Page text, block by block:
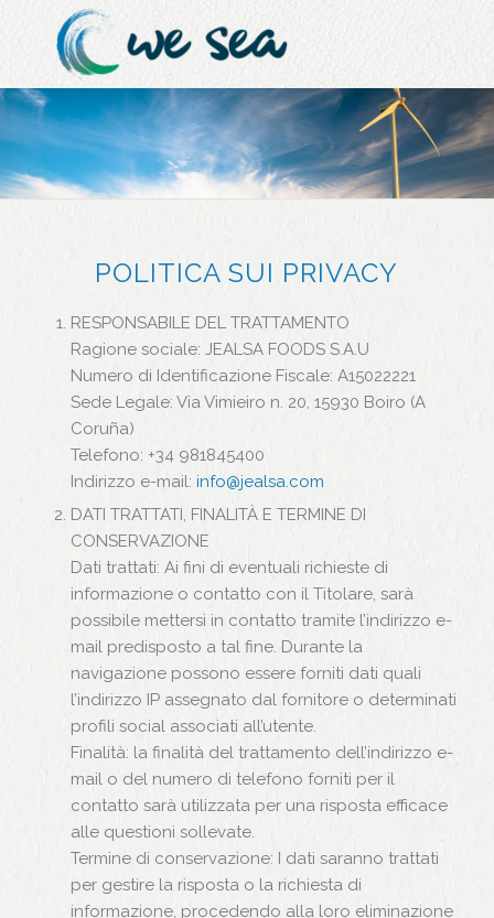
POLITICA SUI PRIVACY
RESPONSABILE DEL TRATTAMENTO
Ragione sociale: JEALSA FOODS S.A.U
Numero di Identificazione Fiscale: A15022221
Sede Legale: Via Vimieiro n. 20, 15930 Boiro (A
Coruña)
Telefono: +34 981845400
Indirizzo e-mail: info@jealsa.com
DATI TRATTATI, FINALITÀ E TERMINE DI
CONSERVAZIONE
Dati trattati: Ai fini di eventuali richieste di
informazione o contatto con il Titolare, sarà
possibile mettersi in contatto tramite l’indirizzo e-
mail predisposto a tal fine. Durante la
navigazione possono essere forniti dati quali
l’indirizzo IP assegnato dal fornitore o determinati
profili social associati all’utente.
Finalità: la finalità del trattamento dell’indirizzo e-
mail o del numero di telefono forniti per il
contatto sarà utilizzata per una risposta efficace
alle questioni sollevate.
Termine di conservazione: I dati saranno trattati
per gestire la risposta o la richiesta di
informazione, procedendo alla loro eliminazione